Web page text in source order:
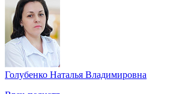
Голубенко Наталья Владимировна